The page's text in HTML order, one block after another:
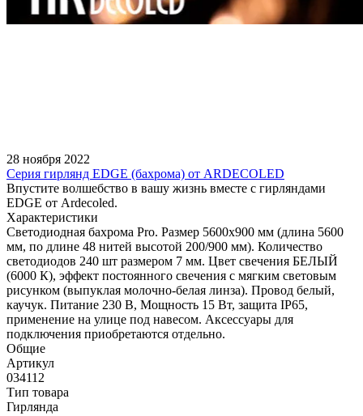
28 ноября 2022
Серия гирлянд EDGE (бахрома) от ARDECOLED
Впустите волшебство в вашу жизнь вместе с гирляндами
EDGE от Ardecoled.
Характеристики
Светодиодная бахрома Pro. Размер 5600x900 мм (длина 5600
мм, по длине 48 нитей высотой 200/900 мм). Количество
светодиодов 240 шт размером 7 мм. Цвет свечения БЕЛЫЙ
(6000 К), эффект постоянного свечения с мягким световым
рисунком (выпуклая молочно-белая линза). Провод белый,
каучук. Питание 230 В, Мощность 15 Вт, защита IP65,
применение на улице под навесом. Аксессуары для
подключения приобретаются отдельно.
Общие
Артикул
034112
Тип товара
Гирлянда